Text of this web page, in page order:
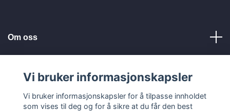
Om oss
Les mer
Vi bruker informasjonskapsler
Vi bruker informasjonskapsler for å tilpasse innholdet
som vises til deg og for å sikre at du får den best